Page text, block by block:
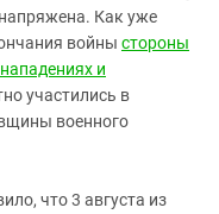
Как уже
войны стороны
и
участились в
военного
что 3 августа из